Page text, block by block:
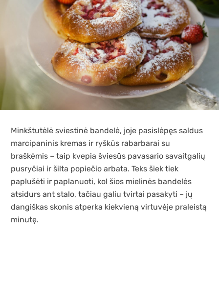
Minkštutėlė sviestinė bandelė, joje pasislėpęs saldus
marcipaninis kremas ir ryškūs rabarbarai su
braškėmis – taip kvepia šviesūs pavasario savaitgalių
pusryčiai ir šilta popiečio arbata. Teks šiek tiek
paplušėti ir paplanuoti, kol šios mielinės bandelės
atsidurs ant stalo, tačiau galiu tvirtai pasakyti – jų
dangiškas skonis atperka kiekvieną virtuvėje praleistą
minutę.